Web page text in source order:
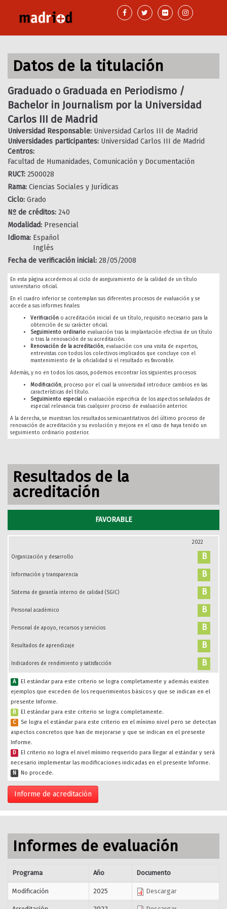
contenido
principal
Datos de la titulación
Graduado o Graduada en Periodismo /
Bachelor in Journalism por la Universidad
Carlos III de Madrid
Universidad Responsable: Universidad Carlos III de Madrid
Universidades participantes: Universidad Carlos III de Madrid
Centros:
Facultad de Humanidades, Comunicación y Documentación
RUCT: 2500028
Rama: Ciencias Sociales y Jurídicas
Ciclo: Grado
Nº de créditos: 240
Modalidad: Presencial
Idioma: Español
Inglés
Fecha de verificación inicial: 28/05/2008
En esta página accedemos al ciclo de aseguramiento de la calidad de un título
universitario oficial.
En el cuadro inferior se contemplan sus diferentes procesos de evaluación y se
accede a sus informes finales:
Verificación o acreditación inicial de un título, requisito necesario para la
obtención de su carácter oficial.
Seguimiento ordinario evaluación tras la implantación efectiva de un título
o tras la renovación de su acreditación.
Renovación de la acreditación, evaluación con una visita de expertos,
entrevistas con todos los colectivos implicados que concluye con el
mantenimiento de la oficialidad si el resultado es favorable.
Además, y no en todos los casos, podemos encontrar los siguientes procesos:
Modificación, proceso por el cual la universidad introduce cambios en las
características del título.
Seguimiento especialo evaluación especifica de los aspectos señalados de
especial relevancia tras cualquier proceso de evaluación anterior.
A la derecha, se muestran los resultados semicuantitativos del último proceso de
renovación de acreditación y su evolución y mejora en el caso de haya tenido un
seguimiento ordinario posterior.
Resultados de la
acreditación
FAVORABLE
2022
Organización y desarrollo B
Información y transparencia B
Sistema de garantía interno de calidad (SGIC) B
Personal académico B
Personal de apoyo, recursos y servicios B
Resultados de aprendizaje B
Indicadores de rendimiento y satisfacción B
A
El estándar para este criterio se logra completamente y además existen
ejemplos que exceden de los requerimientos básicos y que se indican en el
presente Informe.
B
El estándar para este criterio se logra completamente.
C
Se logra el estándar para este criterio en el mínimo nivel pero se detectan
aspectos concretos que han de mejorarse y que se indican en el presente
Informe.
D
El criterio no logra el nivel mínimo requerido para llegar al estándar y será
necesario implementar las modificaciones indicadas en el presente Informe.
N
No procede.
Informe de acreditación
Informes de evaluación
Programa Año Documento
Modificación 2025 Descargar